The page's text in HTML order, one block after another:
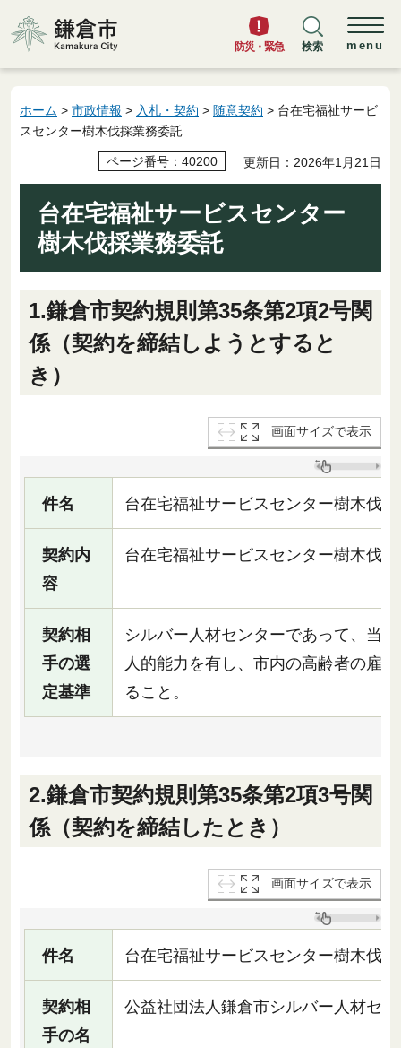
鎌倉市
防災・緊急 検索 menu
ホーム > 市政情報 > 入札・契約 > 随意契約 > 台在宅福祉サービ
スセンター樹木伐採業務委託
ページ番号：40200 更新日：2026年1月21日
台在宅福祉サービスセンター
樹木伐採業務委託
1.鎌倉市契約規則第35条第2項2号関
係（契約を締結しようとすると
き）
画面サイズで表示
件名 台在宅福祉サービスセンター樹木伐
契約内
容
台在宅福祉サービスセンター樹木伐
契約相
手の選
定基準
シルバー人材センターであって、当
人的能力を有し、市内の高齢者の雇
ること。
2.鎌倉市契約規則第35条第2項3号関
係（契約を締結したとき）
画面サイズで表示
件名 台在宅福祉サービスセンター樹木伐
契約相
手の名
公益社団法人鎌倉市シルバー人材セ